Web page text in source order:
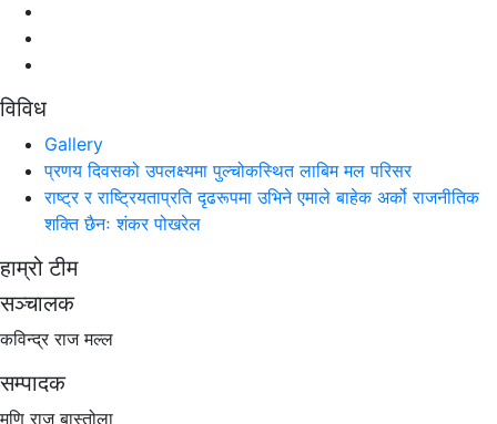
विविध
Gallery
प्रणय दिवसको उपलक्ष्यमा पुल्चोकस्थित लाबिम मल परिसर
राष्ट्र र राष्ट्रियताप्रति दृढरूपमा उभिने एमाले बाहेक अर्को राजनीतिक
शक्ति छैनः शंकर पोखरेल
हाम्रो टीम
सञ्चालक
कविन्द्र राज मल्ल
सम्पादक
मणि राज बास्तोला